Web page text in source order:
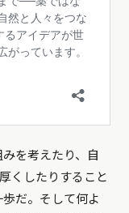
を考えたり、自
くしたりすること
だ。そして何よ